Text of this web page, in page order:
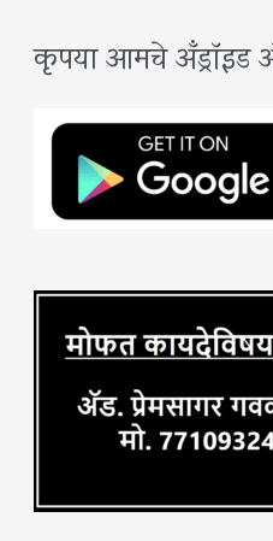
r
:
कृपया आमचे अँड्रॉइड